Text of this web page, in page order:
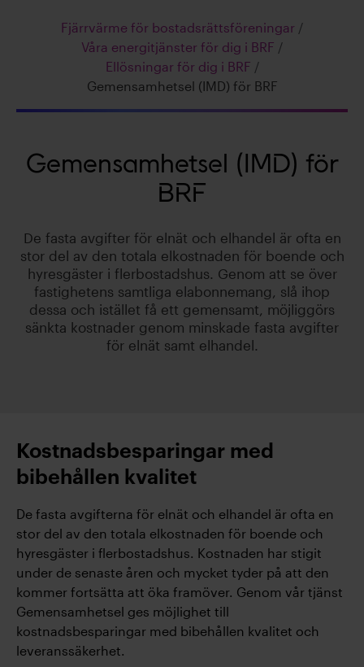
Fjärrvärme för bostadsrättsföreningar /
Våra energitjänster för dig i BRF /
Ellösningar för dig i BRF /
Gemensamhetsel (IMD) för BRF
Gemensamhetsel (IMD) för
BRF
De fasta avgifter för elnät och elhandel är ofta en
stor del av den totala elkostnaden för boende och
hyresgäster i flerbostadshus. Genom att se över
fastighetens samtliga elabonnemang, slå ihop
dessa och istället få ett gemensamt, möjliggörs
sänkta kostnader genom minskade fasta avgifter
för elnät samt elhandel.
Kostnadsbesparingar med
bibehållen kvalitet
De fasta avgifterna för elnät och elhandel är ofta en
stor del av den totala elkostnaden för boende och
hyresgäster i flerbostadshus. Kostnaden har stigit
under de senaste åren och mycket tyder på att den
kommer fortsätta att öka framöver. Genom vår tjänst
Gemensamhetsel ges möjlighet till
kostnadsbesparingar med bibehållen kvalitet och
leveranssäkerhet.